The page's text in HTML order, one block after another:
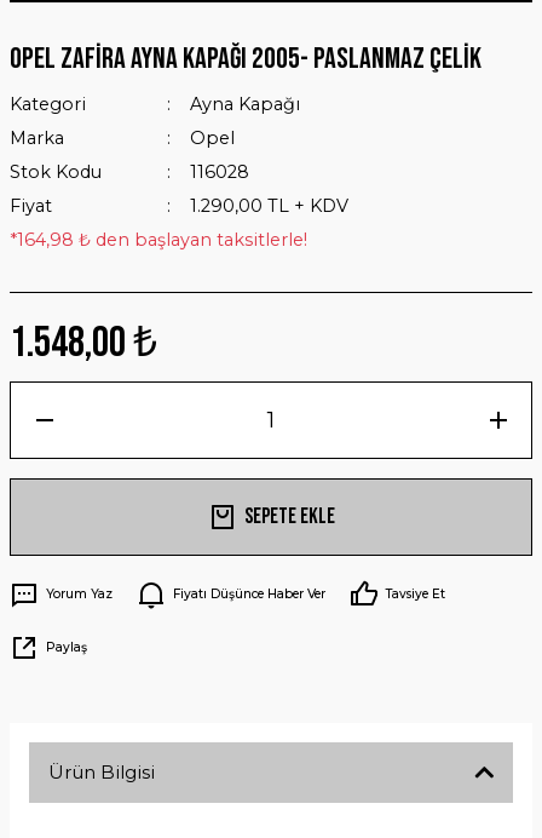
Opel Zafira Ayna Kapağı 2005- Paslanmaz Çelik
Kategori
Ayna Kapağı
Marka
Opel
Stok Kodu
116028
Fiyat
1.290,00 TL + KDV
*164,98 ₺ den başlayan taksitlerle!
1.548,00 ₺
Sepete Ekle
Yorum Yaz Fiyatı Düşünce Haber Ver Tavsiye Et
Paylaş
Ürün Bilgisi